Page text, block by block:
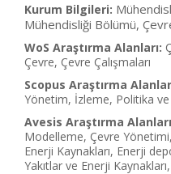
Kurum Bilgileri:
Mühendisliği Bölümü,
WoS Araştırma Alanları:
Çevre, Çevre Çalışmaları
Scopus Araştırma
Yönetim, İzleme, Politika
Avesis Araştırma
Modelleme, Çevre
Enerji Kaynakları, Enerji
Yakıtlar ve Enerji